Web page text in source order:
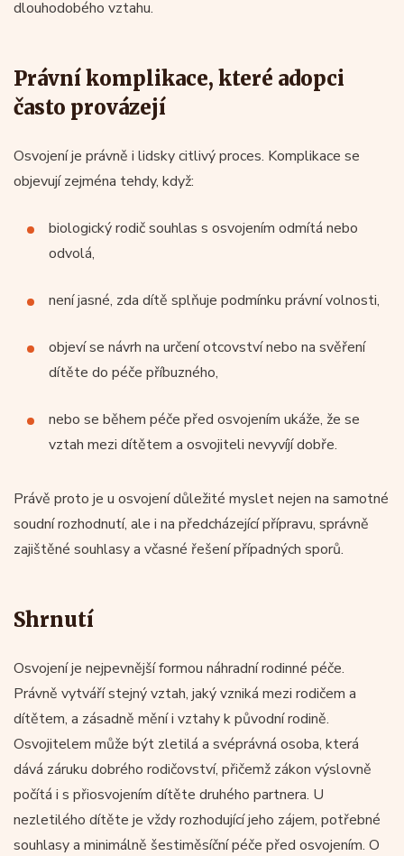
dlouhodobého vztahu.
Právní komplikace, které adopci
často provázejí
Osvojení je právně i lidsky citlivý proces. Komplikace se
objevují zejména tehdy, když:
biologický rodič souhlas s osvojením odmítá nebo
odvolá,
není jasné, zda dítě splňuje podmínku právní volnosti,
objeví se návrh na určení otcovství nebo na svěření
dítěte do péče příbuzného,
nebo se během péče před osvojením ukáže, že se
vztah mezi dítětem a osvojiteli nevyvíjí dobře.
Právě proto je u osvojení důležité myslet nejen na samotné
soudní rozhodnutí, ale i na předcházející přípravu, správně
zajištěné souhlasy a včasné řešení případných sporů.
Shrnutí
Osvojení je nejpevnější formou náhradní rodinné péče.
Právně vytváří stejný vztah, jaký vzniká mezi rodičem a
dítětem, a zásadně mění i vztahy k původní rodině.
Osvojitelem může být zletilá a svéprávná osoba, která
dává záruku dobrého rodičovství, přičemž zákon výslovně
počítá i s přiosvojením dítěte druhého partnera. U
nezletilého dítěte je vždy rozhodující jeho zájem, potřebné
souhlasy a minimálně šestiměsíční péče před osvojením. O